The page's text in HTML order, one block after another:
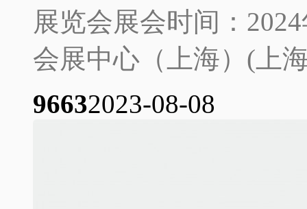
展览会展会时间：
会展中心（上海）(上
96632023-08-08